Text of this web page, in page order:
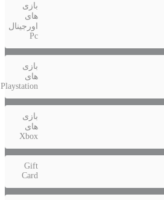
بازی
های
اورجینال
Pc
بازی
های
Playstation
بازی
های
Xbox
Gift
Card